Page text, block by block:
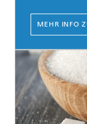
MEHR INFO